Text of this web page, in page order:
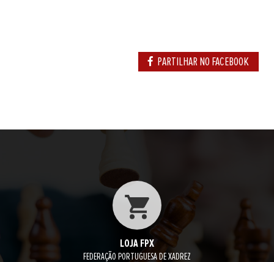
PARTILHAR NO FACEBOOK
LOJA FPX
FEDERAÇÃO PORTUGUESA DE XADREZ